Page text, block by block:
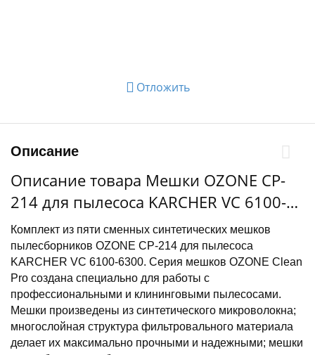
Отложить
Описание
Описание товара Мешки OZONE CP-
214 для пылесоса KARCHER VC 6100-
6300
Комплект из пяти сменных синтетических мешков
пылесборников OZONE CP-214 для пылесоса
KARCHER VC 6100-6300. Серия мешков OZONE Clean
Pro создана специально для работы с
профессиональными и клининговыми пылесосами.
Мешки произведены из синтетического микроволокна;
многослойная структура фильтровального материала
делает их максимально прочными и надежными; мешки